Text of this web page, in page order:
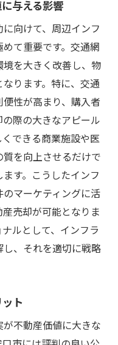
与える影響
向けて、周辺インフ
て重要です。交通網
を大きく改善し、物
ります。特に、交通
性が高まり、購入者
際の大きなアピール
できる商業施設や医
を向上させるだけで
す。こうしたインフ
マーケティングに活
売却が可能となりま
ルとして、インフラ
、それを適切に戦略
ト
不動産価値に大きな